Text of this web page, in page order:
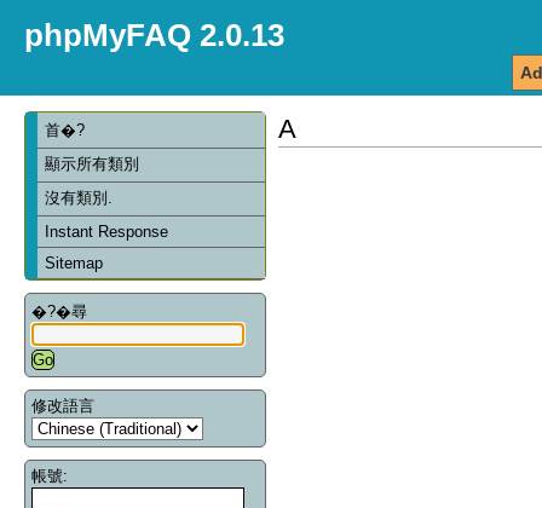
phpMyFAQ 2.0.13
首�?
顯示所有類別
沒有類別.
Instant Response
Sitemap
�?�尋
修改語言
帳號:
A